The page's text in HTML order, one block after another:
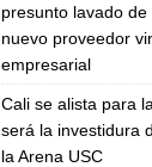
presunto lavado
nuevo proveedor
empresarial
Cali se alista para
será la investidura
la Arena USC